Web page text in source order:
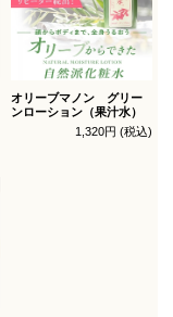
オリーブマノン グリー
ンローション（果汁水）
1,320円 (税込)